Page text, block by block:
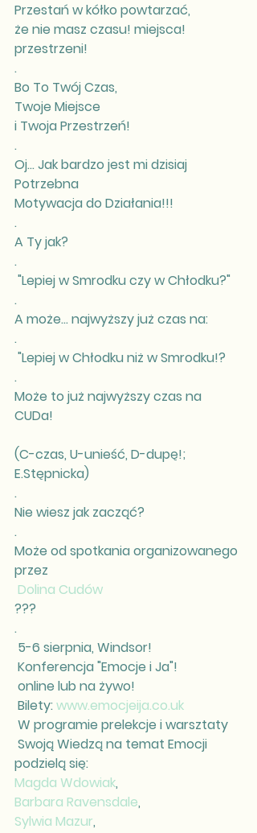
Przestań w kółko powtarzać,
że nie masz czasu! miejsca!
przestrzeni!
.
Bo To Twój Czas,
Twoje Miejsce
i Twoja Przestrzeń!
.
Oj... Jak bardzo jest mi dzisiaj
Potrzebna
Motywacja do Działania!!!
.
A Ty jak?
.
"Lepiej w Smrodku czy w Chłodku?"
.
A może... najwyższy już czas na:
.
"Lepiej w Chłodku niż w Smrodku!?
.
Może to już najwyższy czas na
CUDa!
(C-czas, U-unieść, D-dupę!;
E.Stępnicka)
.
Nie wiesz jak zacząć?
.
Może od spotkania organizowanego
przez
Dolina Cudów
???
.
5-6 sierpnia, Windsor!
Konferencja "Emocje i Ja"!
online lub na żywo!
Bilety: www.emocjeija.co.uk
W programie prelekcje i warsztaty
podzielą się:
Magda Wdowiak,
Barbara Ravensdale,
Sylwia Mazur,